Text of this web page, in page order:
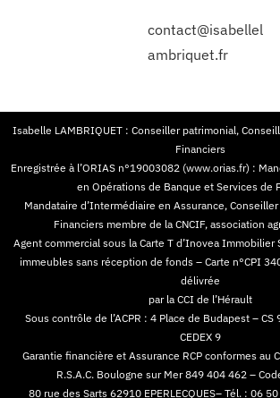
contact@isabellel
ambriquet.fr
Isabelle LAMBRIQUET : Conseiller patrimonial,
Financiers
Enregistrée à l’ORIAS n°19003082 (www.orias.fr) :
en Opérations de Banque et Services de
Mandataire d’Intermédiaire en Assurance,
Financiers membre de la CNCIF, association
Agent commercial sous la Carte T d’Inovea Immobilier
immeubles sans réception de fonds – Carte n°CPI
délivrée
par la CCI de l’Hérault
Sous contrôle de l’ACPR : 4 Place de Budapest –
CEDEX 9
Garantie financière et Assurance RCP conformes au
R.S.A.C. Boulogne sur Mer 849 404 462 –
80 rue des Sarts 62910 EPERLECQUES– Tél. : 06